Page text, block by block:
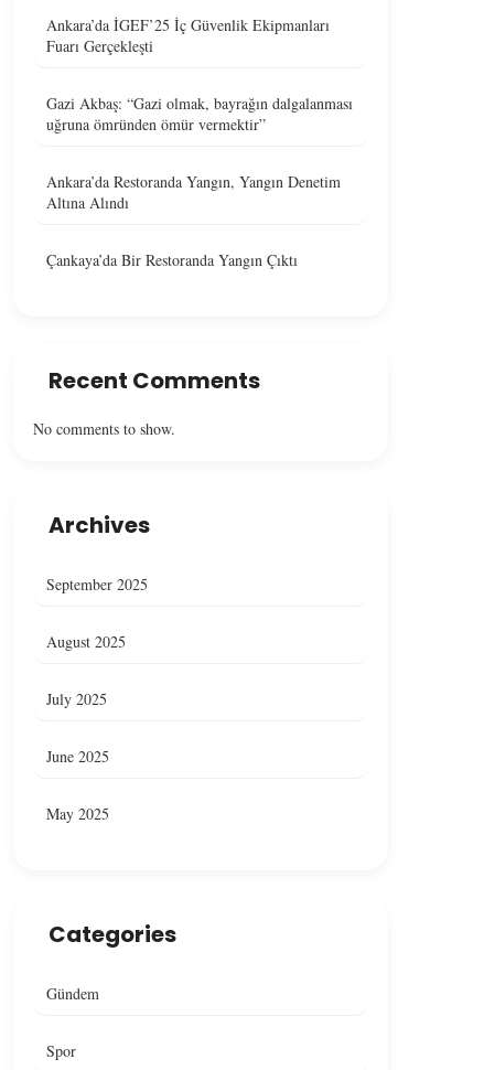
Ankara’da İGEF’25 İç Güvenlik Ekipmanları
Fuarı Gerçekleşti
Gazi Akbaş: “Gazi olmak, bayrağın dalgalanması
uğruna ömründen ömür vermektir”
Ankara’da Restoranda Yangın, Yangın Denetim
Altına Alındı
Çankaya’da Bir Restoranda Yangın Çıktı
Recent Comments
No comments to show.
Archives
September 2025
August 2025
July 2025
June 2025
May 2025
Categories
Gündem
Spor